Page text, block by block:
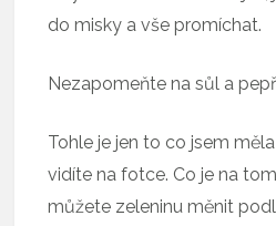
do misky a vše promíchat.
Nezapomeňte na sůl a
Tohle je jen to co jsem
vidíte na fotce. Co je na
můžete zeleninu měnit